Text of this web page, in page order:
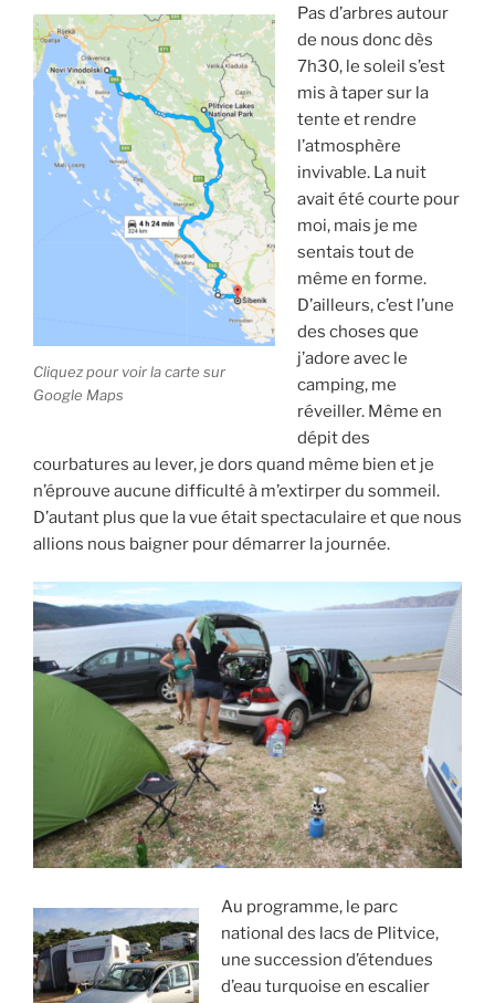
Cliquez pour voir la carte sur
Google Maps
Pas d’arbres autour
de nous donc dès
7h30, le soleil s’est
mis à taper sur la
tente et rendre
l’atmosphère
invivable. La nuit
avait été courte pour
moi, mais je me
sentais tout de
même en forme.
D’ailleurs, c’est l’une
des choses que
j’adore avec le
camping, me
réveiller. Même en
dépit des
courbatures au lever, je dors quand même bien et je
n’éprouve aucune difficulté à m’extirper du sommeil.
D’autant plus que la vue était spectaculaire et que nous
allions nous baigner pour démarrer la journée.
Au programme, le parc
national des lacs de Plitvice,
une succession d’étendues
d’eau turquoise en escalier